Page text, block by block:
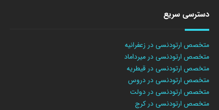
دسترسی سریع
متخصص ارتودنسی در زعفرانیه
متخصص ارتودنسی در میرداماد
متخصص ارتودنسی در قیطریه
متخصص ارتودنسی در دروس
متخصص ارتودنسی در دولت
متخصص ارتودنسی در کرج